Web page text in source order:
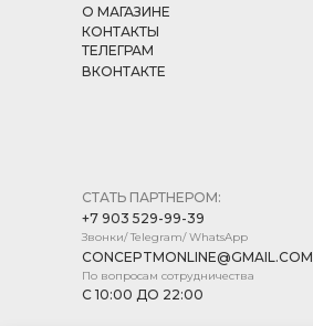
СТАТЬ ПАРТНЕРОМ:
+7 903 529-99-39
Звонки/ Telegram/ WhatsApp
CONCEPTMONLINE@GMAIL.COM
По вопросам сотрудничества
С 10:00 ДО 22:00
О МАГАЗИНЕ
КОНТАКТЫ
ТЕЛЕГРАМ
ВКОНТАКТЕ